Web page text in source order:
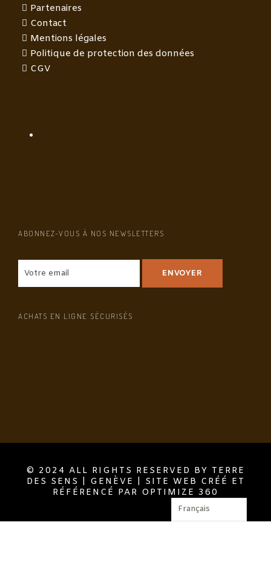
Partenaires
Contact
Mentions légales
Politique de protection des données
CGV
ABONNEZ-VOUS À NOS NEWSLETTERS
ACHATS EN LIGNE SÉCURISÉS
© 2024 ALL RIGHTS RESERVED BY TERRE
DES SENS | GENÈVE | SITE WEB CRÉÉ ET
RÉFÉRENCÉ PAR OPTIMIZE 360
Français